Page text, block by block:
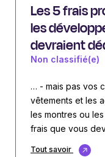
Les 5 frais
les
devraient
Non classifié(e)
… - mais pas vos
vêtements et les
les montres ou
frais que vous
Tout savoir